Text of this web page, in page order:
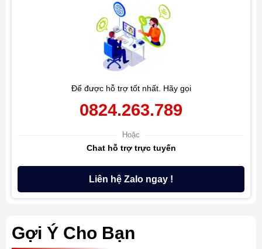
Để được hỗ trợ tốt nhất. Hãy gọi
0824.263.789
Hoặc
Chat hỗ trợ trực tuyến
Liên hệ Zalo ngay !
Gợi Ý Cho Bạn